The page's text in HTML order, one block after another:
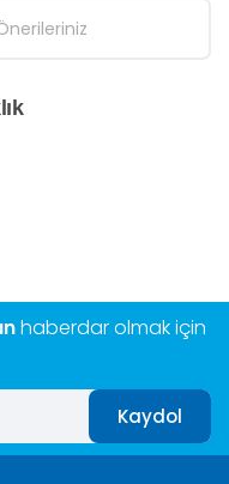
haberdar olmak için
Kaydol